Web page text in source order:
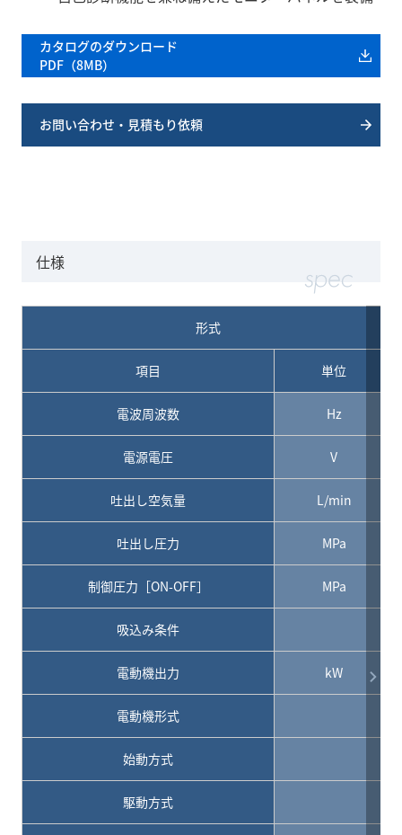
カタログのダウンロード
PDF（8MB）
お問い合わせ・見積もり依頼
仕様
形式
項目 単位
電波周波数 Hz
電源電圧 V
吐出し空気量 L/min
吐出し圧力 MPa
制御圧力［ON-OFF］ MPa
吸込み条件
電動機出力 kW
電動機形式
始動方式
駆動方式